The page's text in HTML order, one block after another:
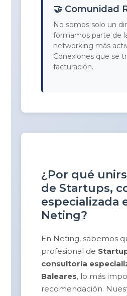
🤝 Comunidad
No somos solo un
formamos parte de
networking más
Conexiones que se
facturación.
¿Por qué
de Startups,
especializada
Neting?
En Neting, sabemos
profesional de
consultoría
Baleares, lo más
recomendación.